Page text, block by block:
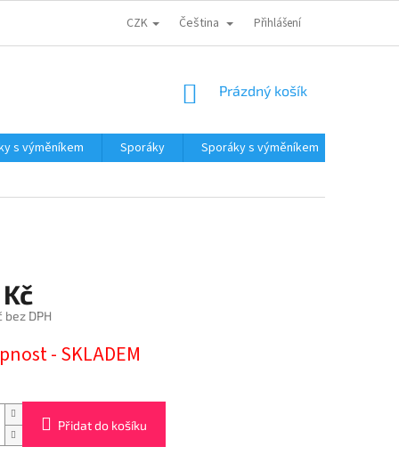
PARTNEŘI ODSTOUPENÍ OD KUPNÍ SMLOUVY
CZK Čeština Přihlášení
NÁKUPNÍ
Prázdný košík
s výměníkem Sporáky Sporáky s výměníkem
bez DPH
- SKLADEM
Přidat do košíku